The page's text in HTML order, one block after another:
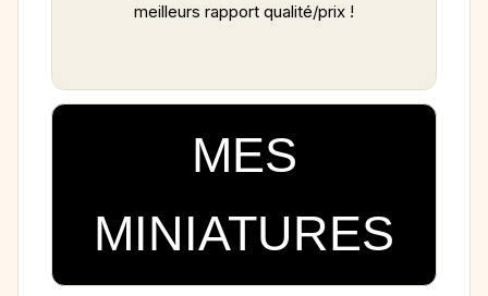
meilleurs rapport qualité/prix !
MES
MINIATURES